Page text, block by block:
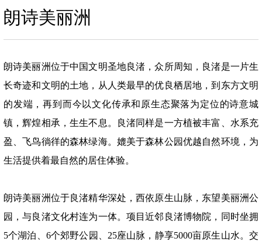
朗诗美丽洲
朗诗美丽洲位于中国文明圣地良渚，众所周知，良渚是一片生
长奇迹和文明的土地，从人类最早的优良栖居地，到东方文明
的发端，再到而今以文化传承和原生态聚落为定位的诗意城
镇，辉煌相承，生生不息。良渚同样是一方植被丰富、水系充
盈、飞鸟徜徉的森林绿海。媲美于森林公园优越自然环境，为
生活提供着最自然的居住体验。
朗诗美丽洲位于良渚精华深处，西依原生山脉，东望美丽洲公
园，与良渚文化村连为一体。项目近邻良渚博物院，同时坐拥
5个湖泊、6个郊野公园、25座山脉，静享5000亩原生山水。交